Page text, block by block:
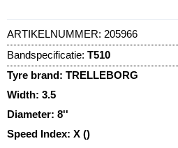
ARTIKELNUMMER: 205966
Bandspecificatie: T510
Tyre brand: TRELLEBORG
Width: 3.5
Diameter: 8''
Speed Index: X ()